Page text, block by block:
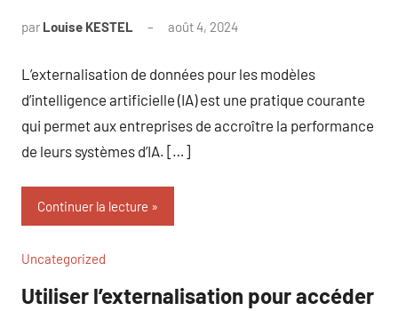
par Louise KESTEL août 4, 2024
L’externalisation de données pour les modèles
d’intelligence artificielle (IA) est une pratique courante
qui permet aux entreprises de accroître la performance
de leurs systèmes d’IA. […]
Continuer la lecture
Uncategorized
Utiliser l’externalisation pour accéder